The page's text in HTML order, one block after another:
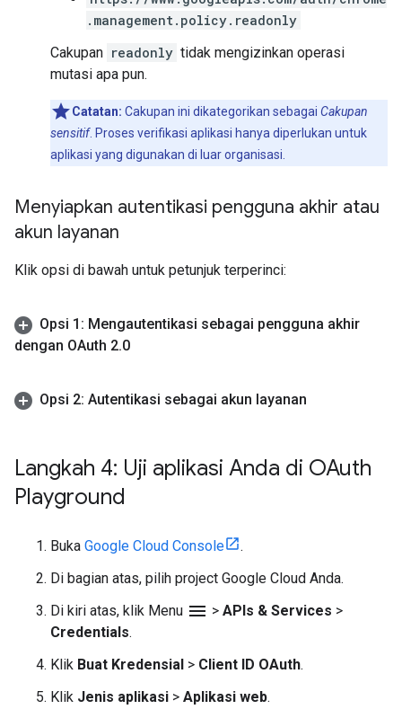
.management.policy.readonly
Cakupan readonly tidak mengizinkan operasi
mutasi apa pun.
Catatan: Cakupan ini dikategorikan sebagai Cakupan
sensitif. Proses verifikasi aplikasi hanya diperlukan untuk
aplikasi yang digunakan di luar organisasi.
Menyiapkan autentikasi pengguna akhir atau
akun layanan
Klik opsi di bawah untuk petunjuk terperinci:
Opsi 1: Mengautentikasi sebagai pengguna akhir
dengan OAuth 2.0
Opsi 2: Autentikasi sebagai akun layanan
Langkah 4: Uji aplikasi Anda di OAuth
Playground
Buka Google Cloud Console
.
Di bagian atas, pilih project Google Cloud Anda.
Di kiri atas, klik Menu menu > APIs & Services >
Credentials.
Klik Buat Kredensial > Client ID OAuth.
Klik Jenis aplikasi > Aplikasi web.